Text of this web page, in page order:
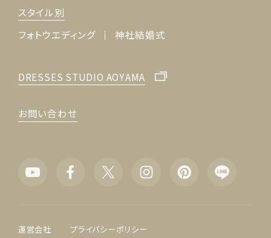
スタイル別
フォトウエディング
神社結婚式
DRESSES STUDIO AOYAMA
お問い合わせ
運営会社 プライバシーポリシー